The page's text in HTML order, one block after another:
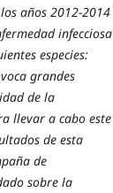
años 2012-2014
infecciosa
especies:
grandes
de la
llevar a cabo este
de esta
de
sobre la